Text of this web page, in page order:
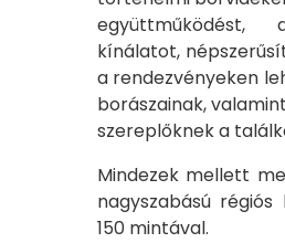
kínálatot,
a rendezvényeken
borászainak,
szereplőknek a
Mindezek mellett
nagyszabású
150 mintával.